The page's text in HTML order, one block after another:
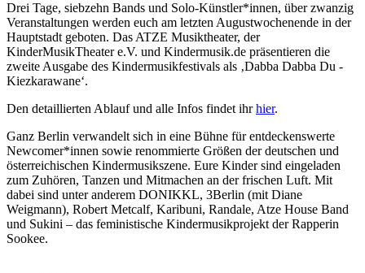
Drei Tage, siebzehn Bands und Solo-Künstler*innen, über zwanzig
Veranstaltungen werden euch am letzten Augustwochenende in der
Hauptstadt geboten. Das ATZE Musiktheater, der
KinderMusikTheater e.V. und Kindermusik.de präsentieren die
zweite Ausgabe des Kindermusikfestivals als ‚Dabba Dabba Du -
Kiezkarawane‘.
Den detaillierten Ablauf und alle Infos findet ihrhier.
Ganz Berlin verwandelt sich in eine Bühne für entdeckenswerte
Newcomer*innen sowie renommierte Größen der deutschen und
österreichischen Kindermusikszene. Eure Kinder sind eingeladen
zum Zuhören, Tanzen und Mitmachen an der frischen Luft. Mit
dabei sind unter anderem DONIKKL, 3Berlin (mit Diane
Weigmann), Robert Metcalf, Karibuni, Randale, Atze House Band
und Sukini – das feministische Kindermusikprojekt der Rapperin
Sookee.